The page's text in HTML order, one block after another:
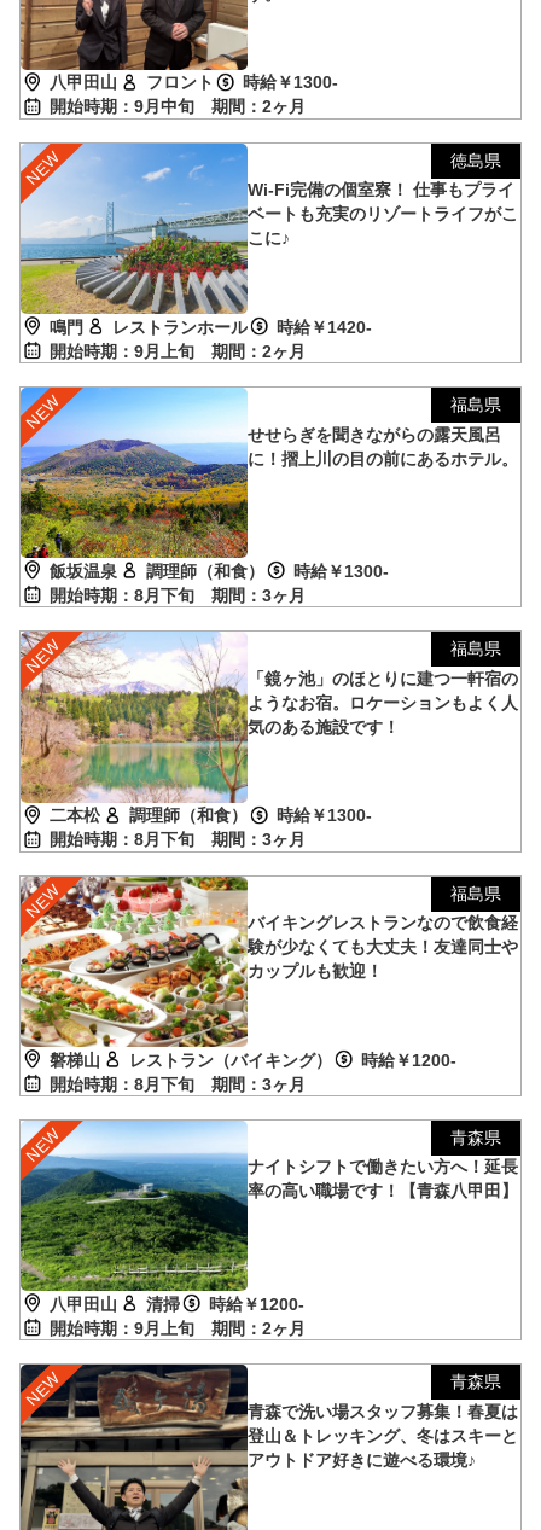
八甲田山 フロント
時給￥1300-
開始時期：9月中旬 期間：2ヶ月
徳島県
Wi-Fi完備の個室寮！ 仕事もプライ
ベートも充実のリゾートライフがこ
こに♪
鳴門 レストランホール
時給￥1420-
開始時期：9月上旬 期間：2ヶ月
福島県
せせらぎを聞きながらの露天風呂
に！摺上川の目の前にあるホテル。
飯坂温泉 調理師（和食）
時給￥1300-
開始時期：8月下旬 期間：3ヶ月
福島県
「鏡ヶ池」のほとりに建つ一軒宿の
ようなお宿。ロケーションもよく人
気のある施設です！
二本松 調理師（和食）
時給￥1300-
開始時期：8月下旬 期間：3ヶ月
福島県
バイキングレストランなので飲食経
験が少なくても大丈夫！友達同士や
カップルも歓迎！
磐梯山 レストラン（バイキング）
時給￥1200-
開始時期：8月下旬 期間：3ヶ月
青森県
ナイトシフトで働きたい方へ！延長
率の高い職場です！【青森八甲田】
八甲田山 清掃
時給￥1200-
開始時期：9月上旬 期間：2ヶ月
青森県
青森で洗い場スタッフ募集！春夏は
登山＆トレッキング、冬はスキーと
アウトドア好きに遊べる環境♪